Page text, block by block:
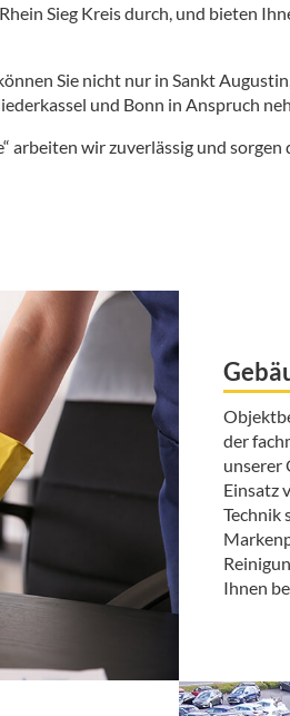
Sieg Kreis durch, und bieten
Sie nicht nur in Sankt
und Bonn in Anspruch
arbeiten wir zuverlässig und
der
unserer
Einsatz
Technik
Ihnen